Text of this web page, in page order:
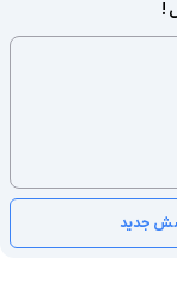
!
جدید